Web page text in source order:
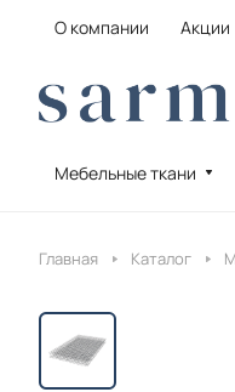
О компании Акции
Мебельные ткани
Главная Каталог